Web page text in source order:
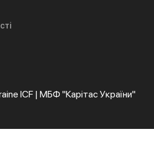
ICF | МБФ "Карітас України"